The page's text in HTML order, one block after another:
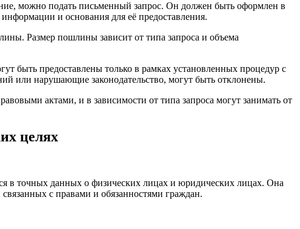
можно подать письменный запрос. Он должен быть оформлен в
и основания для её предоставления.
Размер пошлины зависит от типа запроса и объема
быть предоставлены только в рамках установленных процедур с
или нарушающие законодательство, могут быть отклонены.
актами, и в зависимости от типа запроса могут занимать от
целях
в точных данных о физических лицах и юридических лицах. Она
с правами и обязанностями граждан.